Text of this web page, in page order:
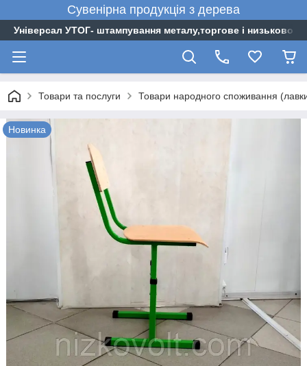
Сувенірна продукція з дерева
Універсал УТОГ- штампування металу,торгове і
Товари та послуги Товари народного споживання
Новинка